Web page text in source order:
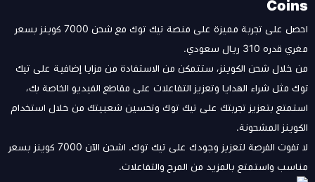
Coins
احصل على تجربة مميزة على منصة تيك توك مع شحن 7000 كوينز بسعر
مغري قدره 310 ريال سعودي.
من خلال شحن الكوينز، ستتمكن من الاستفادة من مزايا إضافية على تيك
توك مثل شراء الهدايا وتعزيز التفاعلات على مقاطع الفيديو الخاصة بك،
استمتع بتعزيز تجربتك على تيك توك وتحسين شعبيتك من خلال استخدام
الكوينز المشحونة.
لا تفوت الفرصة لتعزيز وجودك على تيك توك. اشحن الآن 7000 كوينز بسعر
مناسب واستمتع بالمزيد من المرح والتفاعلات.